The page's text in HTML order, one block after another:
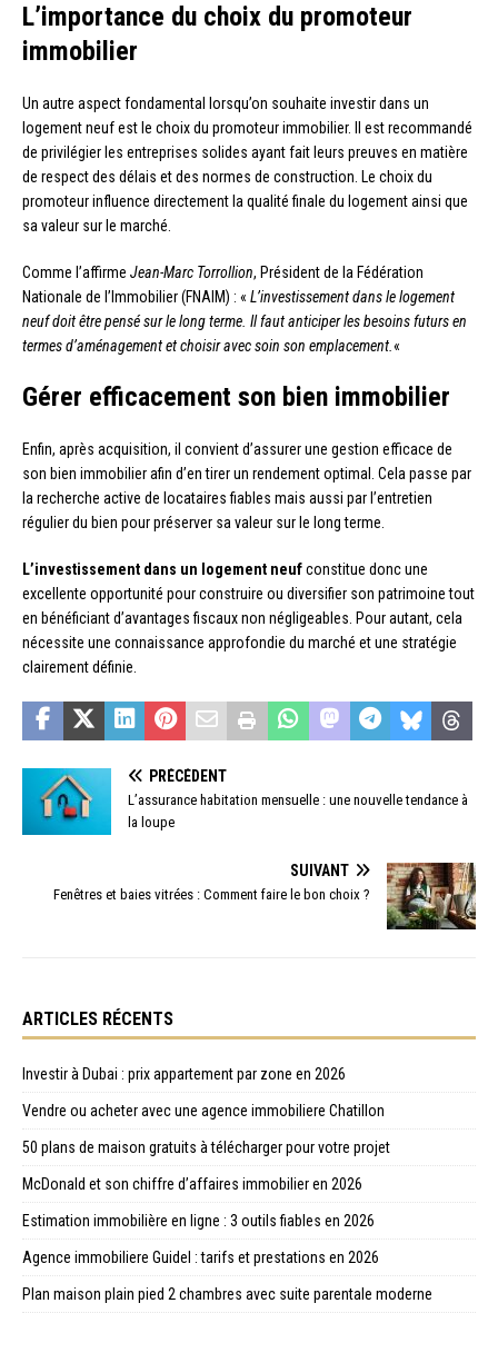
L’importance du choix du promoteur
immobilier
Un autre aspect fondamental lorsqu’on souhaite investir dans un
logement neuf est le choix du promoteur immobilier. Il est recommandé
de privilégier les entreprises solides ayant fait leurs preuves en matière
de respect des délais et des normes de construction. Le choix du
promoteur influence directement la qualité finale du logement ainsi que
sa valeur sur le marché.
Comme l’affirme Jean-Marc Torrollion, Président de la Fédération
Nationale de l’Immobilier (FNAIM) : « L’investissement dans le logement
neuf doit être pensé sur le long terme. Il faut anticiper les besoins futurs en
termes d’aménagement et choisir avec soin son emplacement.«
Gérer efficacement son bien immobilier
Enfin, après acquisition, il convient d’assurer une gestion efficace de
son bien immobilier afin d’en tirer un rendement optimal. Cela passe par
la recherche active de locataires fiables mais aussi par l’entretien
régulier du bien pour préserver sa valeur sur le long terme.
L’investissement dans un logement neufconstitue donc une
excellente opportunité pour construire ou diversifier son patrimoine tout
en bénéficiant d’avantages fiscaux non négligeables. Pour autant, cela
nécessite une connaissance approfondie du marché et une stratégie
clairement définie.
PRÉCÉDENT
L’assurance habitation mensuelle : une nouvelle tendance à
la loupe
SUIVANT
Fenêtres et baies vitrées : Comment faire le bon choix ?
ARTICLES RÉCENTS
Investir à Dubai : prix appartement par zone en 2026
Vendre ou acheter avec une agence immobiliere Chatillon
50 plans de maison gratuits à télécharger pour votre projet
McDonald et son chiffre d’affaires immobilier en 2026
Estimation immobilière en ligne : 3 outils fiables en 2026
Agence immobiliere Guidel : tarifs et prestations en 2026
Plan maison plain pied 2 chambres avec suite parentale moderne